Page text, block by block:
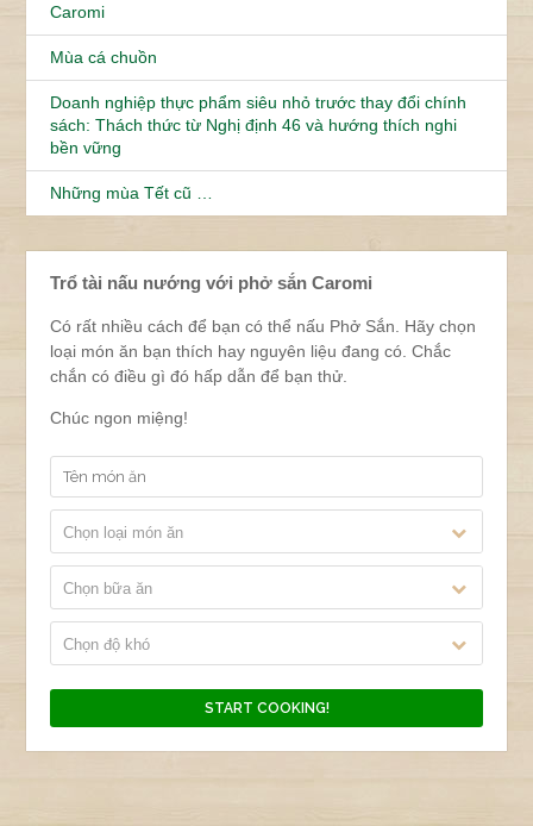
Caromi
Mùa cá chuồn
Doanh nghiệp thực phẩm siêu nhỏ trước thay đổi chính
sách: Thách thức từ Nghị định 46 và hướng thích nghi
bền vững
Những mùa Tết cũ …
Trổ tài nấu nướng với phở sắn Caromi
Có rất nhiều cách để bạn có thể nấu Phở Sắn. Hãy chọn
loại món ăn bạn thích hay nguyên liệu đang có. Chắc
chắn có điều gì đó hấp dẫn để bạn thử.
Chúc ngon miệng!
Chọn loại món ăn
Chọn bữa ăn
Chọn độ khó